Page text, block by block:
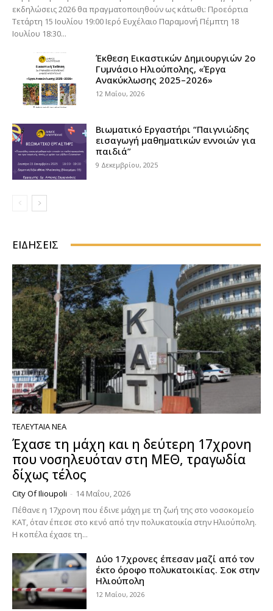
εκδηλώσεις 2026 θα πραγματοποιηθούν ως κάτωθι: Προεόρτια
Τετάρτη 15 Ιουλίου 19:00 Ιερό Ευχέλαιο Παραμονή Πέμπτη 18
Ιουλίου 18:30...
Έκθεση Εικαστικών Δημιουργιών 2ο
Γυμνάσιο Ηλιούπολης, «Έργα
Ανακύκλωσης 2025–2026»
12 Μαΐου, 2026
Βιωματικό Εργαστήρι “Παιγνιώδης
εισαγωγή μαθηματικών εννοιών για
παιδιά”
9 Δεκεμβρίου, 2025
ΕΙΔΉΣΕΙΣ
ΤΕΛΕΥΤΑΊΑ ΝΈΑ
Έχασε τη μάχη και η δεύτερη 17χρονη
που νοσηλευόταν στη ΜΕΘ, τραγωδία
δίχως τέλος
City Of Ilioupoli - 14 Μαΐου, 2026
Πέθανε η 17χρονη που έδινε μάχη με τη ζωή της στο νοσοκομείο
ΚΑΤ, όταν έπεσε στο κενό από την πολυκατοικία στην Ηλιούπολη.
Η κοπέλα έχασε τη...
Δύο 17χρονες έπεσαν μαζί από τον
έκτο όροφο πολυκατοικίας. Σοκ στην
Ηλιούπολη
12 Μαΐου, 2026